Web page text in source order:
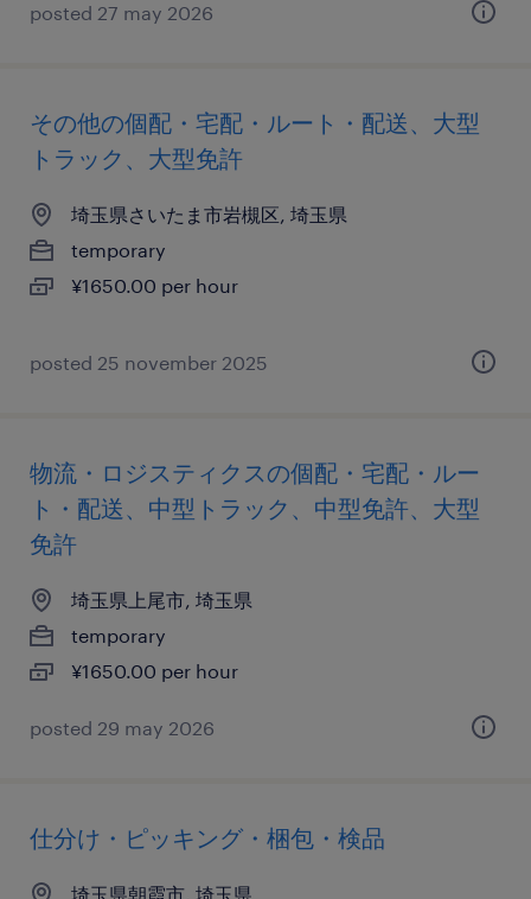
posted 27 may 2026
その他の個配・宅配・ルート・配送、大型
トラック、大型免許
埼玉県さいたま市岩槻区, 埼玉県
temporary
¥1650.00 per hour
posted 25 november 2025
物流・ロジスティクスの個配・宅配・ルー
ト・配送、中型トラック、中型免許、大型
免許
埼玉県上尾市, 埼玉県
temporary
¥1650.00 per hour
posted 29 may 2026
仕分け・ピッキング・梱包・検品
埼玉県朝霞市, 埼玉県